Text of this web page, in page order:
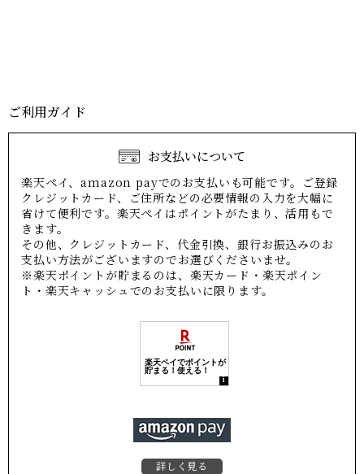
ご利用ガイド
お支払いについて
楽天ペイ、amazon payでのお支払いも可能です。ご登録
クレジットカード、ご住所などの必要情報の入力を大幅に
省けて便利です。楽天ペイはポイントがたまり、活用もで
きます。
その他、クレジットカード、代金引換、銀行お振込みのお
支払い方法がございますのでお選びくださいませ。
※楽天ポイントが貯まるのは、楽天カード・楽天ポイン
ト・楽天キャッシュでのお支払いに限ります。
詳しく見る